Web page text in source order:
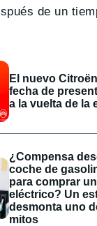
de un
El nuevo
fecha de
a la vuelta de la
¿Compensa
coche de
para comprar
eléctrico? Un
desmonta uno
mitos